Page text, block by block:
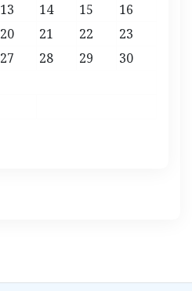
13 14 15
16
20 21 22
23
27 28 29
30